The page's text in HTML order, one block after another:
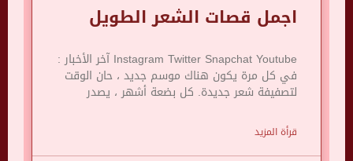
اجمل قصات الشعر الطويل
Instagram Twitter Snapchat Youtube آخر الأخبار :
في كل مرة يكون هناك موسم جديد ، حان الوقت
لتصفيفة شعر جديدة. كل بضعة أشهر ، يصدر
قرأة المزيد